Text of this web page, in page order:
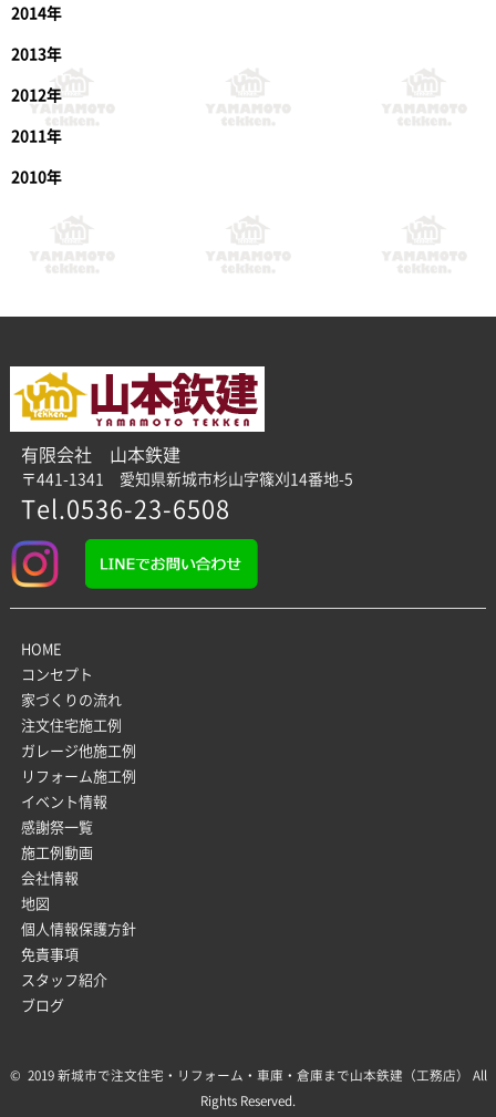
2014年
2013年
2012年
2011年
2010年
有限会社 山本鉄建
〒441-1341 愛知県新城市杉山字篠刈14番地-5
Tel.0536-23-6508
HOME
コンセプト
家づくりの流れ
注文住宅施工例
ガレージ他施工例
リフォーム施工例
イベント情報
感謝祭一覧
施工例動画
会社情報
地図
個人情報保護方針
免責事項
スタッフ紹介
ブログ
© 2019 新城市で注文住宅・リフォーム・車庫・倉庫まで山本鉄建（工務店） All
Rights Reserved.